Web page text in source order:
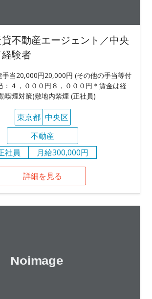
不動産エージェント／中央
験者
手当20,000円20,000円 (その他の手当等付
：４，０００円８，０００円＊賃金は経
喫煙対策)敷地内禁煙 (正社員)
東京都 中央区
不動産
社員
月給300,000円
詳細を見る